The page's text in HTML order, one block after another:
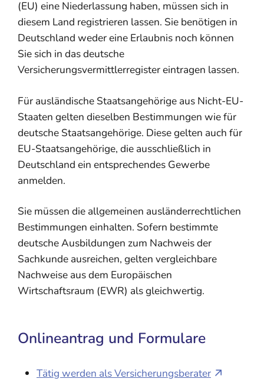
(EU) eine Niederlassung haben, müssen sich in
diesem Land registrieren lassen. Sie benötigen in
Deutschland weder eine Erlaubnis noch können
Sie sich in das deutsche
Versicherungsvermittlerregister eintragen lassen.
Für ausländische Staatsangehörige aus Nicht-EU-
Staaten gelten dieselben Bestimmungen wie für
deutsche Staatsangehörige. Diese gelten auch für
EU-Staatsangehörige, die ausschließlich in
Deutschland ein entsprechendes Gewerbe
anmelden.
Sie müssen die allgemeinen ausländerrechtlichen
Bestimmungen einhalten. Sofern bestimmte
deutsche Ausbildungen zum Nachweis der
Sachkunde ausreichen, gelten vergleichbare
Nachweise aus dem Europäischen
Wirtschaftsraum (EWR) als gleichwertig.
Onlineantrag und Formulare
Tätig werden als Versicherungsberater